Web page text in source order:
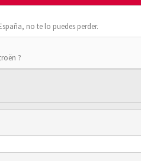
no te lo puedes perder.
?